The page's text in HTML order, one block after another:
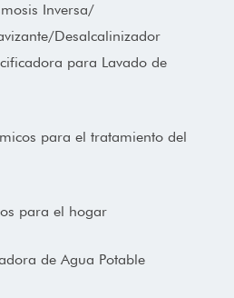
Inversa/
Desalcalinizador
para Lavado de
para el tratamiento del
para el hogar
de Agua Potable